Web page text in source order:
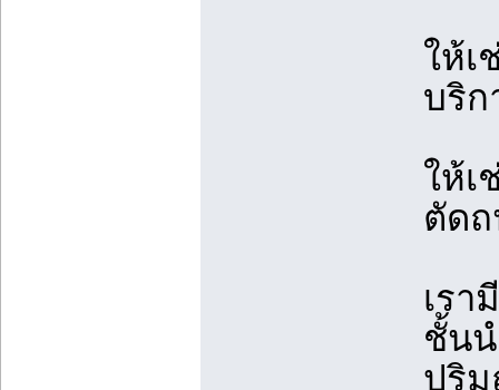
ให้เ
บริก
ให้เ
ตัด
เรา
ชั้น
ปริ